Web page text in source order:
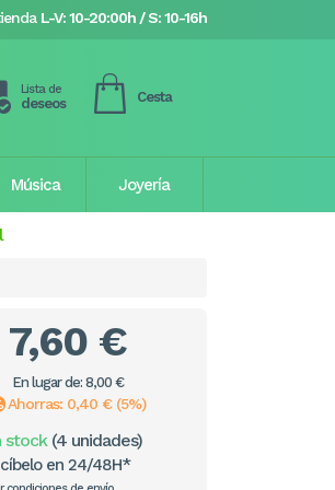
L-V: 10-20:00h / S: 10-16h
Lista de
deseos Cesta
Música Joyería
7,60 €
En lugar de: 8,00 €
Ahorras: 0,40 € (5%)
stock (4 unidades)
en 24/48H*